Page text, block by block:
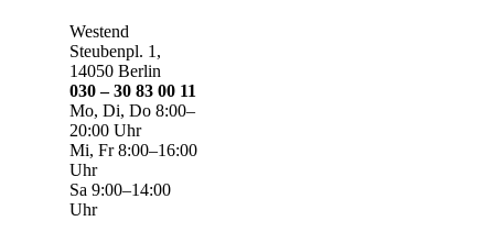
Westend
Steubenpl. 1,
14050 Berlin
030 – 30 83 00 11
Mo, Di, Do 8:00–
20:00 Uhr
Mi, Fr 8:00–16:00
Uhr
Sa 9:00–14:00
Uhr